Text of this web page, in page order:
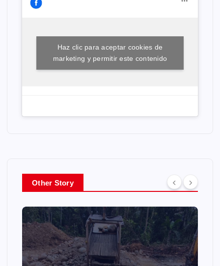
Haz clic para aceptar cookies de
marketing y permitir este contenido
Other Story